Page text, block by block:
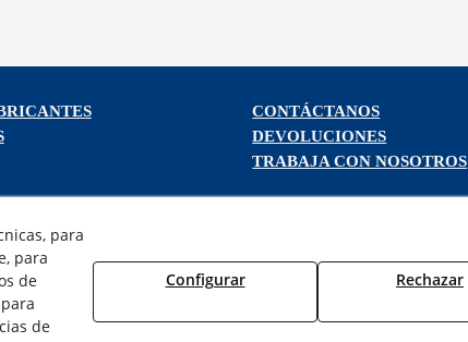
CONTÁCTANOS
DEVOLUCIONES
TRABAJA CON NOSOTROS
COOKIES
para
para
de
de
Configurar Rechazar